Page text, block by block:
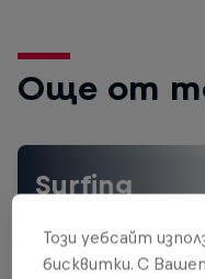
Още от
Surfing
roaring collection of surf
Този уебсайт
бисквитки. С